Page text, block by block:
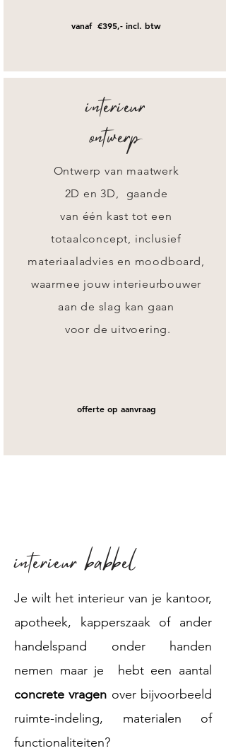
vanaf €395,- incl. btw
interieur
ontwerp
Ontwerp van maatwerk
2D en 3D, gaande
van één kast tot een
totaalconcept, inclusief
materiaaladvies en moodboard,
waarmee jouw interieurbouwer
aan de slag kan gaan
voor de uitvoering.
offerte op aanvraag
interieur babbel
Je wilt het interieur van je kantoor,
apotheek, kapperszaak of ander
handelspand onder handen
nemen maar je hebt een aantal
concrete vragen over bijvoorbeeld
ruimte-indeling, materialen of
functionaliteiten?